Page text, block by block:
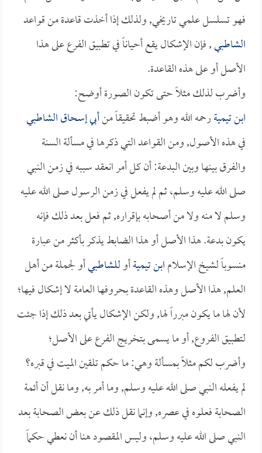
فهو تسلسل علمي تاريخي, ولذلك إذا أخذت قاعدة من قواعد
الشاطبي, فإن الإشكال يقع أحياناً في تطبيق الفرع على هذا
الأصل أو على هذه القاعدة.
وأضرب لذلك مثلاً حتى تكون الصورة أوضح:
ابن تيميةرحمه الله وهو أضبط تحقيقاً منأبي إسحاق الشاطبي
في هذه الأصول, ومن القواعد التي ذكرها في مسألة السنة
والفرق بينها وبين البدعة: أن كل أمر انعقد سببه في زمن النبي
صلى الله عليه وسلم، ثم لم يفعل في زمن الرسول صلى الله عليه
وسلم لا منه ولا من أصحابه بإقراره, ثم فعل بعد ذلك فإنه
يكون بدعة. هذا الأصل أو هذا الضابط يذكر بأكثر من عبارة
منسوباً لشيخ الإسلامابن تيميةأوللشاطبيأو لجملة من أهل
العلم, هذا الأصل وهذه القاعدة بحروفها العامة لا إشكال فيها؛
لأن لها ما يكون مبرراً لها, ولكن الإشكال يأتي بعد ذلك إذا جئت
لتطبيق الفروع, أو ما يسمى بتخريج الفرع على الأصل؛
وأضرب لكم مثلاً بمسألة وهي: ما حكم تلقين الميت في قبره؟
لم يفعله النبي صلى الله عليه وسلم, وما أمر به, وما نقل أن أئمة
الصحابة فعلوه في عصره, وإنما نقل ذلك عن بعض الصحابة بعد
النبي صلى الله عليه وسلم، وليس المقصود هنا أن نعطي حكماً